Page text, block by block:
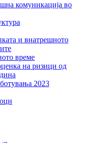
комуникација во
и внатрешното
време
на ризици од
2023